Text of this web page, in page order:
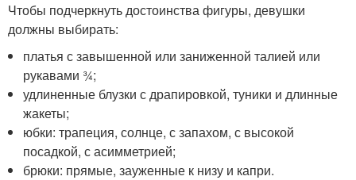
Чтобы подчеркнуть достоинства фигуры, девушки
должны выбирать:
платья с завышенной или заниженной талией или
рукавами ¾;
удлиненные блузки с драпировкой, туники и длинные
жакеты;
юбки: трапеция, солнце, с запахом, с высокой
посадкой, с асимметрией;
брюки: прямые, зауженные к низу и капри.